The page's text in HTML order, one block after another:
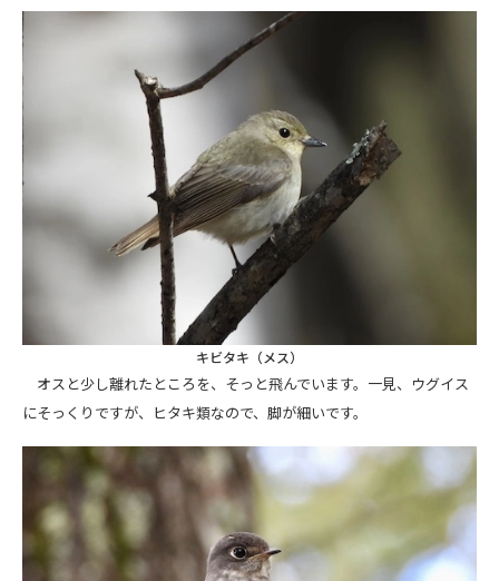
キビタキ（メス）
オスと少し離れたところを、そっと飛んでいます。一見、ウグイス
にそっくりですが、ヒタキ類なので、脚が細いです。